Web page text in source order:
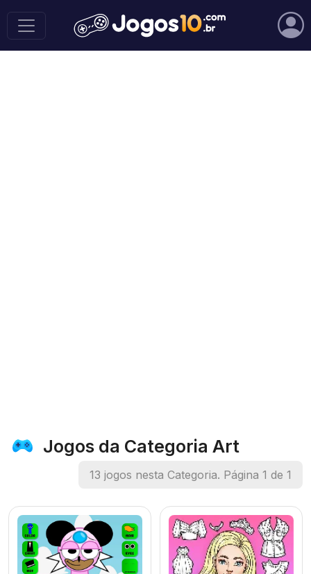
Jogos da Categoria Art
13 jogos nesta Categoria. Página 1 de 1